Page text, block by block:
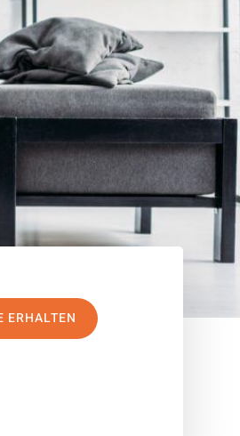
ERHALTEN